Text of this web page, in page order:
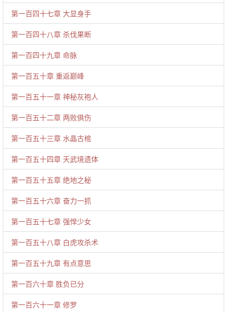
第一百四十七章 大显身手
第一百四十八章 杀伐果断
第一百四十九章 命脉
第一百五十章 重返巅峰
第一百五十一章 神秘灰袍人
第一百五十二章 两败俱伤
第一百五十三章 水晶古棺
第一百五十四章 天武境遗体
第一百五十五章 绝地之秘
第一百五十六章 奋力一抓
第一百五十七章 强悍少女
第一百五十八章 白虎攻杀术
第一百五十九章 有点意思
第一百六十章 胜负已分
第一百六十一章 修罗